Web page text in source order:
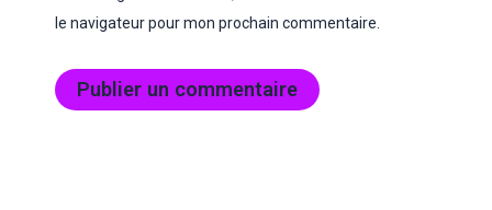
le navigateur pour mon prochain commentaire.